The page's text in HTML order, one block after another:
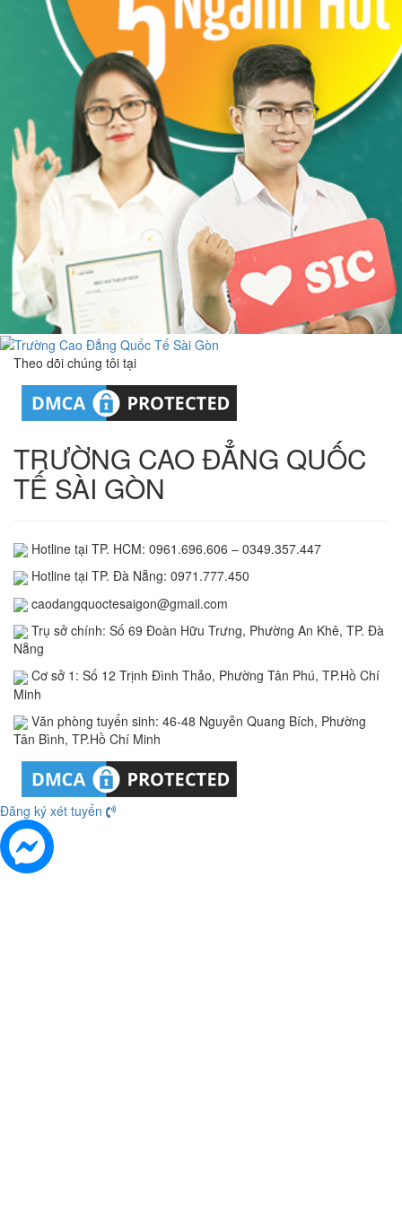
Theo dõi chúng tôi tại
TRƯỜNG CAO ĐẲNG QUỐC
TẾ SÀI GÒN
Hotline tại TP. HCM: 0961.696.606 – 0349.357.447
Hotline tại TP. Đà Nẵng: 0971.777.450
caodangquoctesaigon@gmail.com
Trụ sở chính: Số 69 Đoàn Hữu Trưng, Phường An Khê, TP. Đà
Nẵng
Cơ sở 1: Số 12 Trịnh Đình Thảo, Phường Tân Phú, TP.Hồ Chí
Minh
Văn phòng tuyển sinh: 46-48 Nguyễn Quang Bích, Phường
Tân Bình, TP.Hồ Chí Minh
Đăng ký xét tuyển